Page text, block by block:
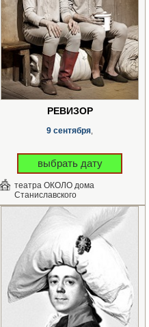
РЕВИЗОР
9 сентября
выбрать дату
театра ОКОЛО дома
Станиславского